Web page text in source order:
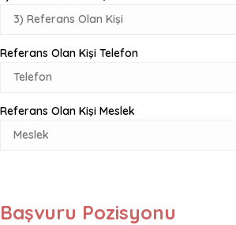
Referans Olan Kişi Telefon
Referans Olan Kişi Meslek
Başvuru Pozisyonu